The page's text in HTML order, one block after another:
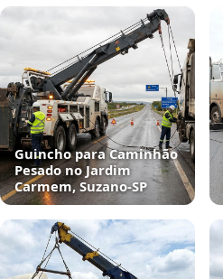
Guincho para Caminhão
Pesado no Jardim
Carmem, Suzano‑SP